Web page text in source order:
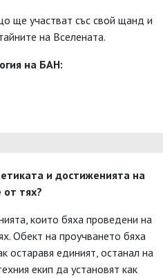
ще участват със свой щанд и
на Вселената.
на БАН:
и достиженията на
тях?
които бяха проведени на
Обект на проучването бяха
остаравя единият, останал на
екип да установят как